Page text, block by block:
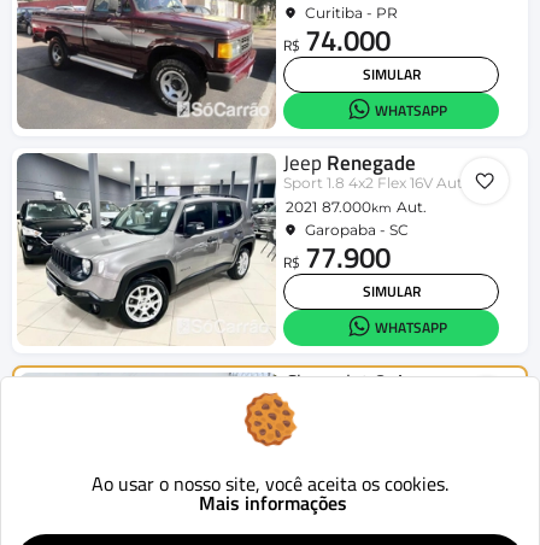
Curitiba - PR
R$ 74.000
SIMULAR
WHATSAPP
Jeep Renegade
Sport 1.8 4x2 Flex 16V Aut.
2021 87.000km Aut.
Garopaba - SC
R$ 77.900
SIMULAR
WHATSAPP
ChevroletOnix
2015
R$ 46.900
Ao usar o nosso site, você aceita os cookies.
Mais informações